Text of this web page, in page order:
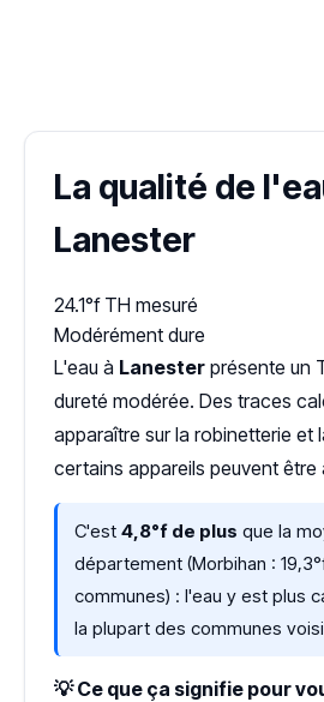
La qualité de
Lanester
24.1°f TH mesuré
Modérément dure
L'eau à Lanester présente un
dureté modérée. Des traces
apparaître sur la robinetterie et
certains appareils peuvent
C'est 4,8°f de plus que la
département (Morbihan :
communes) : l'eau y est plus
la plupart des communes
💡 Ce que ça signifie pour